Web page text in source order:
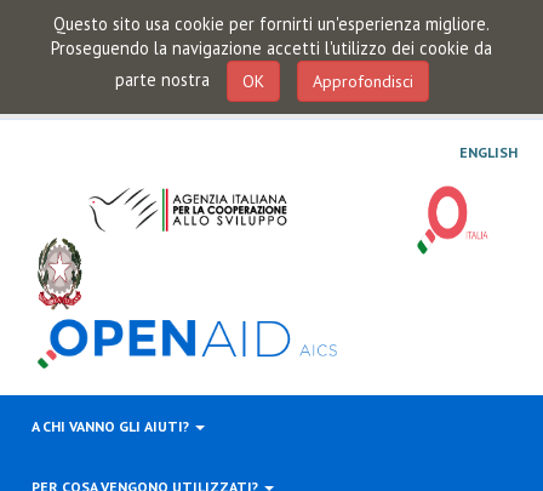
Questo sito usa cookie per fornirti un'esperienza migliore.
Proseguendo la navigazione accetti l'utilizzo dei cookie da
parte nostra
OK Approfondisci
ENGLISH
A CHI VANNO GLI AIUTI?
PER COSA VENGONO UTILIZZATI?